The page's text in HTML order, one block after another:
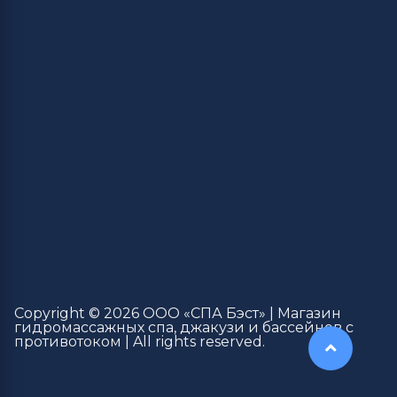
Copyright © 2026 ООО «СПА Бэст» | Магазин
гидромассажных спа, джакузи и бассейнов с
противотоком | All rights reserved.